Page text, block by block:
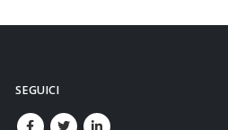
SEGUICI